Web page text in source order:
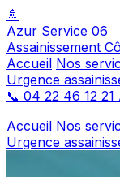
🚿
Azur Service 06
Assainissement
Accueil Nos
Urgence
📞 04 22 46 12 21
Accueil Nos
Urgence